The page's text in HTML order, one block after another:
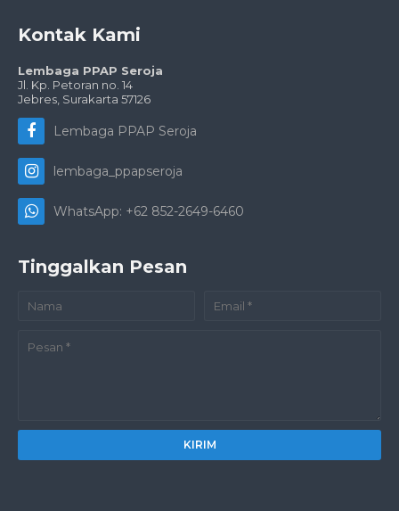
Kontak Kami
Lembaga PPAP Seroja
Jl. Kp. Petoran no. 14
Jebres, Surakarta 57126
Lembaga PPAP Seroja
lembaga_ppapseroja
WhatsApp: +62 852-2649-6460
Tinggalkan Pesan